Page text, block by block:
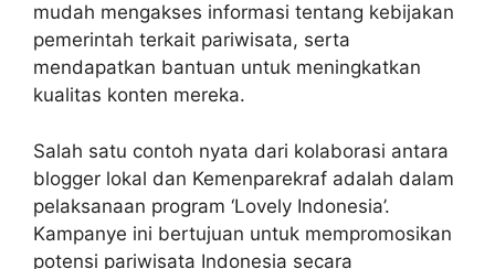
mudah mengakses informasi tentang kebijakan
pemerintah terkait pariwisata, serta
mendapatkan bantuan untuk meningkatkan
kualitas konten mereka.
Salah satu contoh nyata dari kolaborasi antara
blogger lokal dan Kemenparekraf adalah dalam
pelaksanaan program ‘Lovely Indonesia’.
Kampanye ini bertujuan untuk mempromosikan
potensi pariwisata Indonesia secara